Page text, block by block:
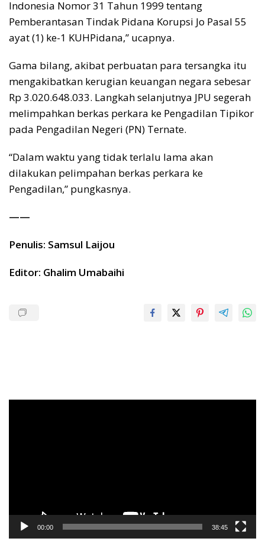
Indonesia Nomor 31 Tahun 1999 tentang
Pemberantasan Tindak Pidana Korupsi Jo Pasal 55
ayat (1) ke-1 KUHPidana,” ucapnya.
Gama bilang, akibat perbuatan para tersangka itu
mengakibatkan kerugian keuangan negara sebesar
Rp 3.020.648.033. Langkah selanjutnya JPU segerah
melimpahkan berkas perkara ke Pengadilan Tipikor
pada Pengadilan Negeri (PN) Ternate.
“Dalam waktu yang tidak terlalu lama akan
dilakukan pelimpahan berkas perkara ke
Pengadilan,” pungkasnya.
——
Penulis: Samsul Laijou
Editor: Ghalim Umabaihi
00:00 38:45